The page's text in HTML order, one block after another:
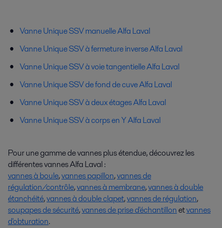
Vanne Unique SSV manuelle Alfa Laval
Vanne Unique SSV à fermeture inverse Alfa Laval
Vanne Unique SSV à voie tangentielle Alfa Laval
Vanne Unique SSV de fond de cuve Alfa Laval
Vanne Unique SSV à deux étages Alfa Laval
Vanne Unique SSV à corps en Y Alfa Laval
Pour une gamme de vannes plus étendue, découvrez les
différentes vannes Alfa Laval :
vannes à boule,vannes papillon,vannes de
régulation/contrôle,vannes à membrane,vannes à double
étanchéité,vannes à double clapet,vannes de régulation,
soupapes de sécurité,vannes de prise d'échantillonetvannes
d'obturation.